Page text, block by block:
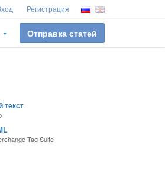
Регистрация
Отправка статей
текст
Tag Suite